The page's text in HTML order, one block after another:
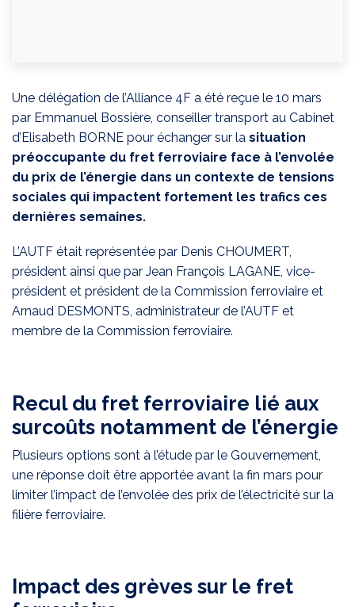
Une délégation de l’Alliance 4F a été reçue le 10 mars
par Emmanuel Bossière, conseiller transport au Cabinet
d’Elisabeth BORNE pour échanger sur la situation
préoccupante du fret ferroviaire face à l’envolée
du prix de l’énergie dans un contexte de tensions
sociales qui impactent fortement les trafics ces
dernières semaines.
L’AUTF était représentée par Denis CHOUMERT,
président ainsi que par Jean François LAGANE, vice-
président et président de la Commission ferroviaire et
Arnaud DESMONTS, administrateur de l’AUTF et
membre de la Commission ferroviaire.
Recul du fret ferroviaire lié aux
surcoûts notamment de l’énergie
Plusieurs options sont à l’étude par le Gouvernement,
une réponse doit être apportée avant la fin mars pour
limiter l’impact de l’envolée des prix de l’électricité sur la
filière ferroviaire.
Impact des grèves sur le fret